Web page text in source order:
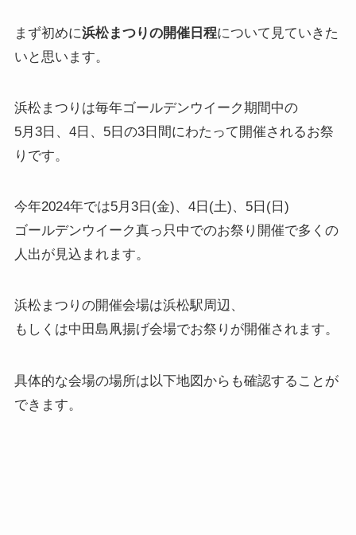
まず初めに浜松まつりの開催日程について見ていきた
いと思います。
浜松まつりは毎年ゴールデンウイーク期間中の
5月3日、4日、5日の3日間にわたって開催されるお祭
りです。
今年2024年では5月3日(金)、4日(土)、5日(日)
ゴールデンウイーク真っ只中でのお祭り開催で多くの
人出が見込まれます。
浜松まつりの開催会場は浜松駅周辺、
もしくは中田島凧揚げ会場でお祭りが開催されます。
具体的な会場の場所は以下地図からも確認することが
できます。